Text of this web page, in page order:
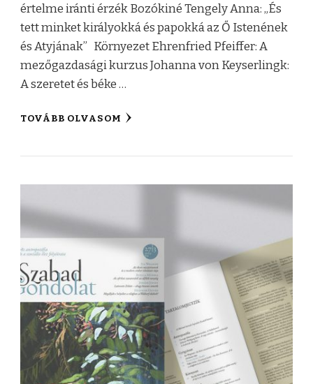
értelme iránti érzék Bozókiné Tengely Anna: „És
tett minket királyokká és papokká az Ő Istenének
és Atyjának” Környezet Ehrenfried Pfeiffer: A
mezőgazdasági kurzus Johanna von Keyserlingk:
A szeretet és béke …
TOVÁBB OLVASOM